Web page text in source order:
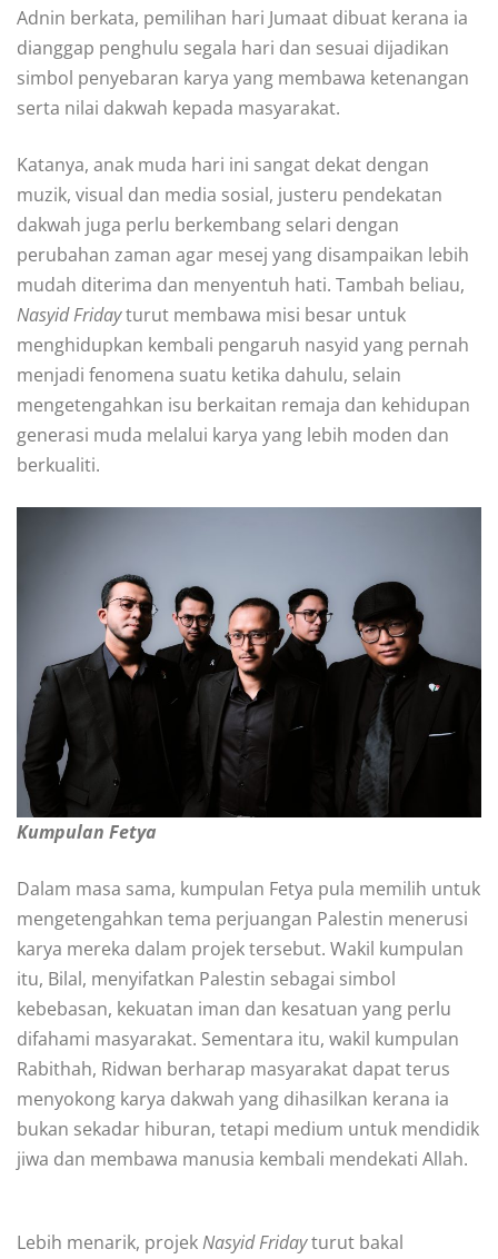
Adnin berkata, pemilihan hari Jumaat dibuat kerana ia
dianggap penghulu segala hari dan sesuai dijadikan
simbol penyebaran karya yang membawa ketenangan
serta nilai dakwah kepada masyarakat.
Katanya, anak muda hari ini sangat dekat dengan
muzik, visual dan media sosial, justeru pendekatan
dakwah juga perlu berkembang selari dengan
perubahan zaman agar mesej yang disampaikan lebih
mudah diterima dan menyentuh hati. Tambah beliau,
Nasyid Fridayturut membawa misi besar untuk
menghidupkan kembali pengaruh nasyid yang pernah
menjadi fenomena suatu ketika dahulu, selain
mengetengahkan isu berkaitan remaja dan kehidupan
generasi muda melalui karya yang lebih moden dan
berkualiti.
Kumpulan Fetya
Dalam masa sama, kumpulan Fetya pula memilih untuk
mengetengahkan tema perjuangan Palestin menerusi
karya mereka dalam projek tersebut. Wakil kumpulan
itu, Bilal, menyifatkan Palestin sebagai simbol
kebebasan, kekuatan iman dan kesatuan yang perlu
difahami masyarakat. Sementara itu, wakil kumpulan
Rabithah, Ridwan berharap masyarakat dapat terus
menyokong karya dakwah yang dihasilkan kerana ia
bukan sekadar hiburan, tetapi medium untuk mendidik
jiwa dan membawa manusia kembali mendekati Allah.
Lebih menarik, projekNasyid Fridayturut bakal